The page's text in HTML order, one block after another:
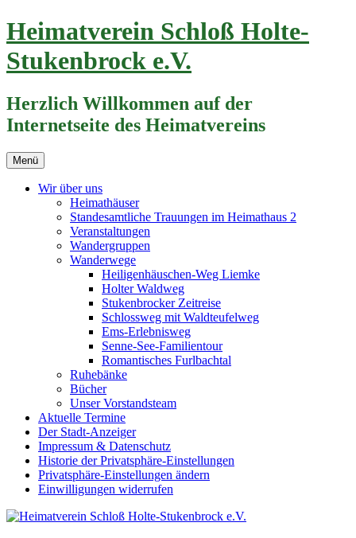
Zum
Inhalt
springen
Heimatverein Schloß Holte-
Stukenbrock e.V.
Herzlich Willkommen auf der
Internetseite des Heimatvereins
Menü
Wir über uns
Heimathäuser
Standesamtliche Trauungen im Heimathaus 2
Veranstaltungen
Wandergruppen
Wanderwege
Heiligenhäuschen-Weg Liemke
Holter Waldweg
Stukenbrocker Zeitreise
Schlossweg mit Waldteufelweg
Ems-Erlebnisweg
Senne-See-Familientour
Romantisches Furlbachtal
Ruhebänke
Bücher
Unser Vorstandsteam
Aktuelle Termine
Der Stadt-Anzeiger
Impressum & Datenschutz
Historie der Privatsphäre-Einstellungen
Privatsphäre-Einstellungen ändern
Einwilligungen widerrufen